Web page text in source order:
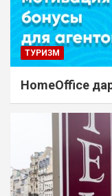
ТУРИЗМ
HomeOffice